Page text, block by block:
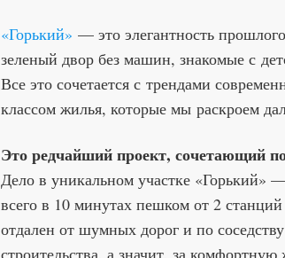
«Горький» — это элегантность
зеленый двор без машин, знакомые с
Все это сочетается с трендами
классом жилья, которые мы раскроем
Это редчайший проект, сочетающий
Дело в уникальном участке «Горький»
всего в 10 минутах пешком от 2
отдален от шумных дорог и по